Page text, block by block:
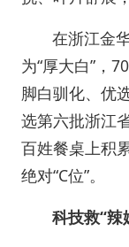
在浙江金
为“厚大白”，
脚白驯化、优
选第六批浙江
百姓餐桌上积
绝对“C位”。
科技救“辣